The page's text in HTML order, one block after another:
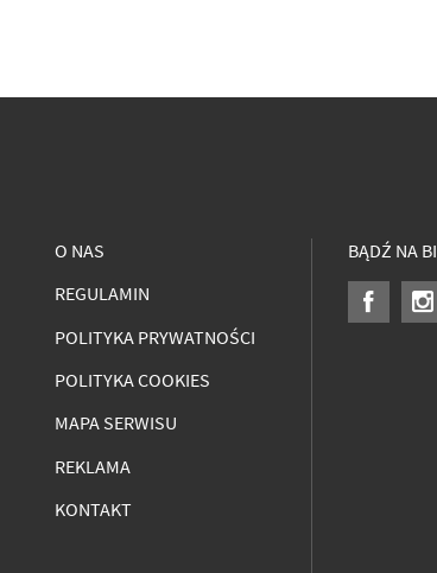
O NAS
REGULAMIN
POLITYKA PRYWATNOŚCI
POLITYKA COOKIES
MAPA SERWISU
REKLAMA
KONTAKT
BĄDŹ NA